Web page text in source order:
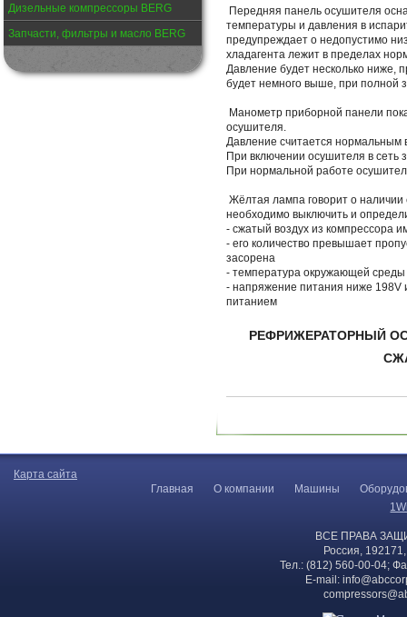
Дизельные компрессоры BERG
Запчасти, фильтры и масло BERG
Передняя панель осушителя
температуры и давления в
предупреждает о недопустимо
хладагента лежит в пределах
Давление будет несколько ниже,
будет немного выше, при полной
Манометр приборной панели
осушителя.
Давление считается
При включении осушителя в сеть
При нормальной работе
Жёлтая лампа говорит о наличии
необходимо выключить и
- сжатый воздух из компрессора
- его количество превышает
засорена
- температура окружающей
- напряжение питания ниже
питанием
РЕФРИЖЕРАТОРНЫЙ
Карта сайта
Главная
О компании Машины
ВСЕ ПРАВА
Россия,
Тел.: (812) 560-00-04;
E-mail: